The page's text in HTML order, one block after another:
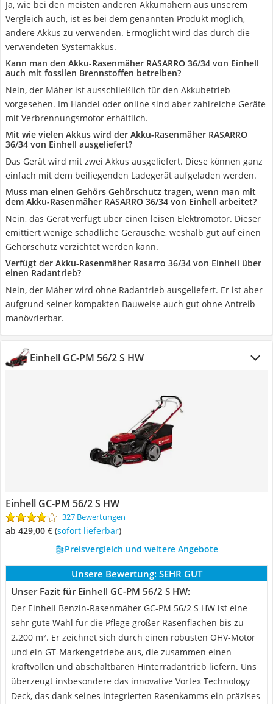
Ja, wie bei den meisten anderen Akkumähern aus unserem
Vergleich auch, ist es bei dem genannten Produkt möglich,
andere Akkus zu verwenden. Ermöglicht wird das durch die
verwendeten Systemakkus.
Kann man den Akku-Rasenmäher RASARRO 36/34 von Einhell
auch mit fossilen Brennstoffen betreiben?
Nein, der Mäher ist ausschließlich für den Akkubetrieb
vorgesehen. Im Handel oder online sind aber zahlreiche Geräte
mit Verbrennungsmotor erhältlich.
Mit wie vielen Akkus wird der Akku-Rasenmäher RASARRO
36/34 von Einhell ausgeliefert?
Das Gerät wird mit zwei Akkus ausgeliefert. Diese können ganz
einfach mit dem beiliegenden Ladegerät aufgeladen werden.
Muss man einen Gehörs Gehörschutz tragen, wenn man mit
dem Akku-Rasenmäher RASARRO 36/34 von Einhell arbeitet?
Nein, das Gerät verfügt über einen leisen Elektromotor. Dieser
emittiert wenige schädliche Geräusche, weshalb gut auf einen
Gehörschutz verzichtet werden kann.
Verfügt der Akku-Rasenmäher Rasarro 36/34 von Einhell über
einen Radantrieb?
Nein, der Mäher wird ohne Radantrieb ausgeliefert. Er ist aber
aufgrund seiner kompakten Bauweise auch gut ohne Antreib
manövrierbar.
Einhell GC-PM 56/2 S HW
Einhell GC-PM 56/2 S HW
327 Bewertungen
ab 429,00 € ( Sofort lieferbar)
Preisvergleich und weitere Angebote
Unsere Bewertung: SEHR GUT
Unser Fazit für Einhell GC-PM 56/2 S HW:
Der Einhell Benzin-Rasenmäher GC-PM 56/2 S HW ist eine
sehr gute Wahl für die Pflege großer Rasenflächen bis zu
2.200 m². Er zeichnet sich durch einen robusten OHV-Motor
und ein GT-Markengetriebe aus, die zusammen einen
kraftvollen und abschaltbaren Hinterradantrieb liefern. Uns
überzeugt insbesondere das innovative Vortex Technology
Deck, das dank seines integrierten Rasenkamms ein präzises